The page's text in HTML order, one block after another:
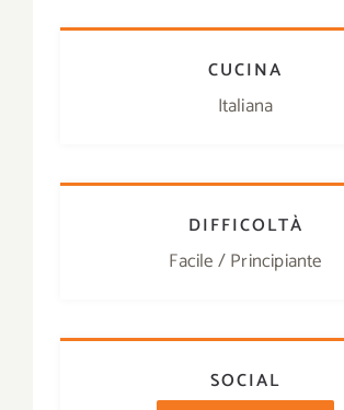
CUCINA
Italiana
DIFFICOLTÀ
Facile / Principiante
SOCIAL